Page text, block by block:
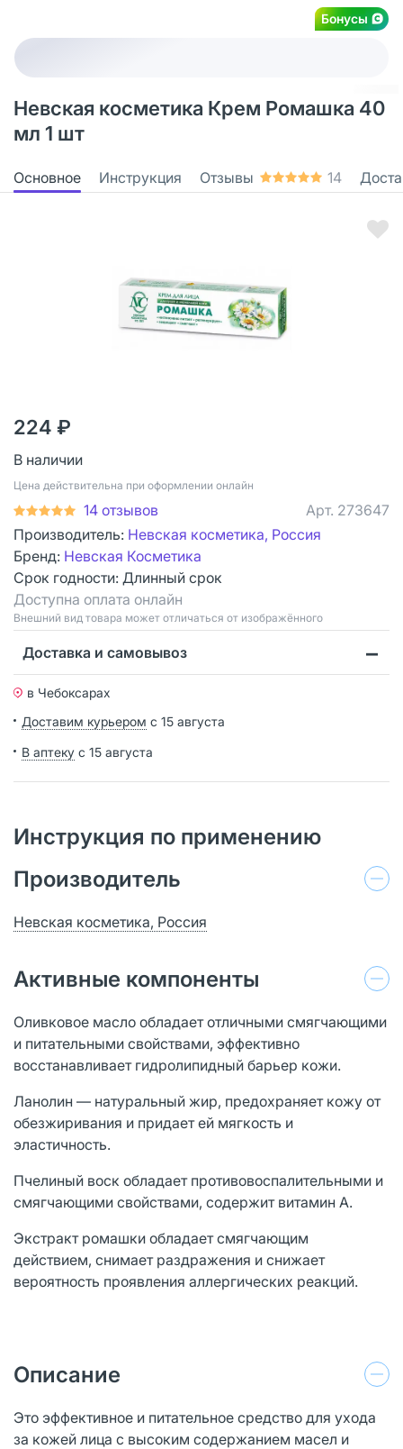
Бонусы
Невская косметика Крем Ромашка 40
мл 1 шт
Основное Инструкция Отзывы 14
224 ₽
В наличии
Цена действительна при оформлении онлайн
14 отзывов Арт. 273647
Производитель: Невская косметика, Россия
Бренд: Невская Косметика
Срок годности: Длинный срок
Доступна оплата онлайн
Bнешний вид товара может отличаться от изображённого
Доставка и самовывоз
в Чебоксарах
Доставим курьером с 15 августа
В аптеку с 15 августа
Инструкция по применению
Производитель
Невская косметика, Россия
Активные компоненты
Оливковое масло обладает отличными смягчающими
и питательными свойствами, эффективно
восстанавливает гидролипидный барьер кожи.
Ланолин — натуральный жир, предохраняет кожу от
обезжиривания и придает ей мягкость и
эластичность.
Пчелиный воск обладает противовоспалительными и
смягчающими свойствами, содержит витамин А.
Экстракт ромашки обладает смягчающим
действием, снимает раздражения и снижает
вероятность проявления аллергических реакций.
Описание
Это эффективное и питательное средство для ухода
за кожей лица с высоким содержанием масел и